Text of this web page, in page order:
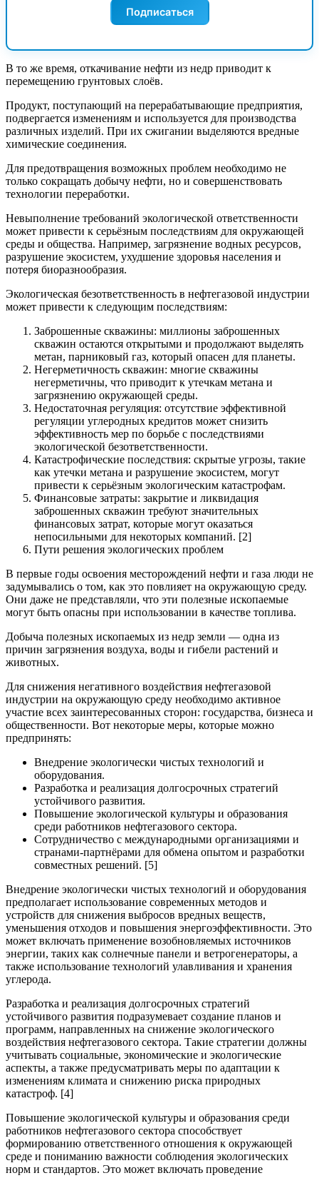
Подписаться
В то же время, откачивание нефти из недр приводит к
перемещению грунтовых слоёв.
Продукт, поступающий на перерабатывающие предприятия,
подвергается изменениям и используется для производства
различных изделий. При их сжигании выделяются вредные
химические соединения.
Для предотвращения возможных проблем необходимо не
только сокращать добычу нефти, но и совершенствовать
технологии переработки.
Невыполнение требований экологической ответственности
может привести к серьёзным последствиям для окружающей
среды и общества. Например, загрязнение водных ресурсов,
разрушение экосистем, ухудшение здоровья населения и
потеря биоразнообразия.
Экологическая безответственность в нефтегазовой индустрии
может привести к следующим последствиям:
Заброшенные скважины: миллионы заброшенных
скважин остаются открытыми и продолжают выделять
метан, парниковый газ, который опасен для планеты.
Негерметичность скважин: многие скважины
негерметичны, что приводит к утечкам метана и
загрязнению окружающей среды.
Недостаточная регуляция: отсутствие эффективной
регуляции углеродных кредитов может снизить
эффективность мер по борьбе с последствиями
экологической безответственности.
Катастрофические последствия: скрытые угрозы, такие
как утечки метана и разрушение экосистем, могут
привести к серьёзным экологическим катастрофам.
Финансовые затраты: закрытие и ликвидация
заброшенных скважин требуют значительных
финансовых затрат, которые могут оказаться
непосильными для некоторых компаний. [2]
Пути решения экологических проблем
В первые годы освоения месторождений нефти и газа люди не
задумывались о том, как это повлияет на окружающую среду.
Они даже не представляли, что эти полезные ископаемые
могут быть опасны при использовании в качестве топлива.
Добыча полезных ископаемых из недр земли — одна из
причин загрязнения воздуха, воды и гибели растений и
животных.
Для снижения негативного воздействия нефтегазовой
индустрии на окружающую среду необходимо активное
участие всех заинтересованных сторон: государства, бизнеса и
общественности. Вот некоторые меры, которые можно
предпринять:
Внедрение экологически чистых технологий и
оборудования.
Разработка и реализация долгосрочных стратегий
устойчивого развития.
Повышение экологической культуры и образования
среди работников нефтегазового сектора.
Сотрудничество с международными организациями и
странами-партнёрами для обмена опытом и разработки
совместных решений. [5]
Внедрение экологически чистых технологий и оборудования
предполагает использование современных методов и
устройств для снижения выбросов вредных веществ,
уменьшения отходов и повышения энергоэффективности. Это
может включать применение возобновляемых источников
энергии, таких как солнечные панели и ветрогенераторы, а
также использование технологий улавливания и хранения
углерода.
Разработка и реализация долгосрочных стратегий
устойчивого развития подразумевает создание планов и
программ, направленных на снижение экологического
воздействия нефтегазового сектора. Такие стратегии должны
учитывать социальные, экономические и экологические
аспекты, а также предусматривать меры по адаптации к
изменениям климата и снижению риска природных
катастроф. [4]
Повышение экологической культуры и образования среди
работников нефтегазового сектора способствует
формированию ответственного отношения к окружающей
среде и пониманию важности соблюдения экологических
норм и стандартов. Это может включать проведение